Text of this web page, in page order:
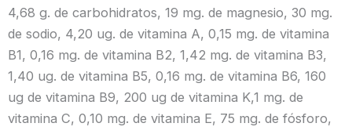
4,68 g. de carbohidratos, 19 mg. de magnesio, 30 mg.
de sodio, 4,20 ug. de vitamina A, 0,15 mg. de vitamina
B1, 0,16 mg. de vitamina B2, 1,42 mg. de vitamina B3,
1,40 ug. de vitamina B5, 0,16 mg. de vitamina B6, 160
ug de vitamina B9, 200 ug de vitamina K,1 mg. de
vitamina C, 0,10 mg. de vitamina E, 75 mg. de fósforo,